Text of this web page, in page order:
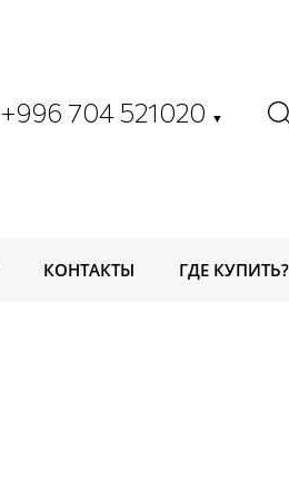
+996 704 521020 ▼
КОНТАКТЫ ГДЕ КУПИТЬ?